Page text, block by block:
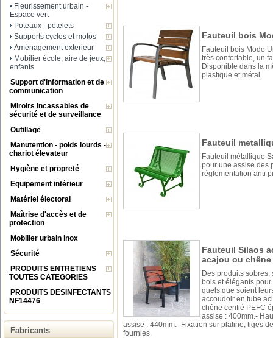
Fleurissement urbain -
Espace vert
Poteaux - potelets
Supports cycles et motos
Aménagement exterieur
Mobilier école, aire de jeux,
enfants
Support d'information et de
communication
Miroirs incassables de
sécurité et de surveillance
Outillage
Manutention - poids lourds -
chariot élevateur
Hygiène et propreté
Equipement intérieur
Matériel électoral
Maîtrise d'accès et de
protection
Mobilier urbain inox
Sécurité
PRODUITS ENTRETIENS
TOUTES CATEGORIES
PRODUITS DESINFECTANTS
NF14476
Fabricants
Fauteuil bois
Fauteuil bois Modo
très confortable, un
Disponible dans la
plastique et métal.
Fauteuil
Fauteuil métallique
pour une assise des
réglementation anti
Fauteuil Silaos
acajou ou chêne
Des produits
bois et élégants
quels que soient
accoudoir en tube
chêne cerifié PEFC
assise : 400mm.-
assise : 440mm.- Fixation sur platine, tiges
fournies.